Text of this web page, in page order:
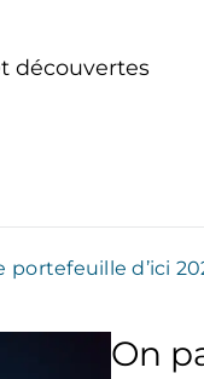
découvertes
d’ici
On